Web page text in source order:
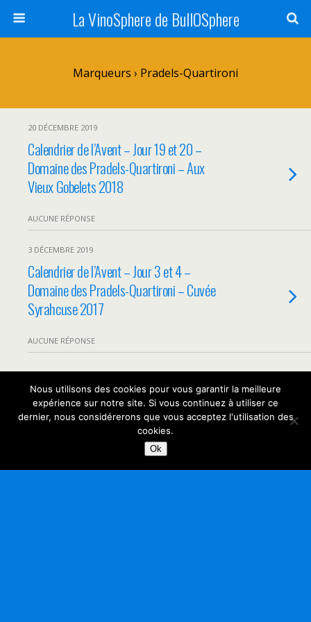
La VinoSphere de BullOSphere
Marqueurs › Pradels-Quartironi
20 DÉCEMBRE 2019
Calendrier de l’Avent – Jour 19 et 20 –
Domaine des Pradels-Quartironi – Aux
Vieux Gobelets 2018
AUCUNE RÉPONSE
3 DÉCEMBRE 2019
Calendrier de l’Avent – Jour 3 et 4 –
Domaine des Pradels-Quartironi – Cuvée
Syrahcuse 2017
AUCUNE RÉPONSE
Retour au début
Nous utilisons des cookies pour vous garantir la meilleure
expérience sur notre site. Si vous continuez à utiliser ce
dernier, nous considérerons que vous acceptez l'utilisation des
cookies.
Ok